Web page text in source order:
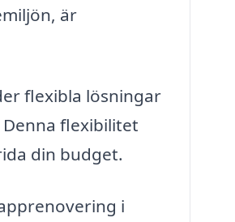
är
flexibla lösningar
flexibilitet
din budget.
i